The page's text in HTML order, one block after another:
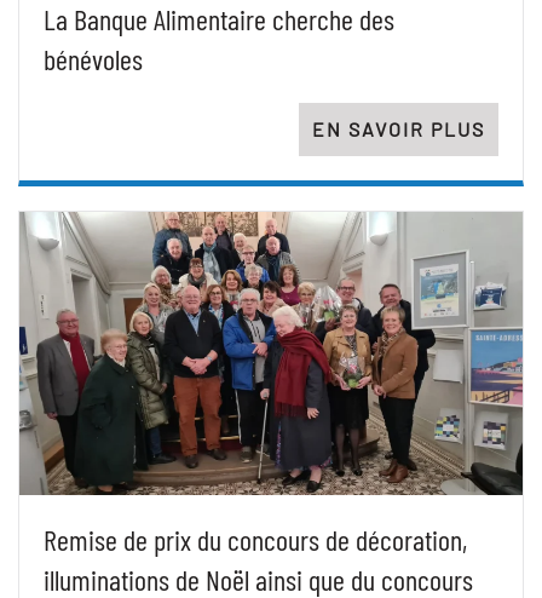
La Banque Alimentaire cherche des
bénévoles
EN SAVOIR PLUS
Remise de prix du concours de décoration,
illuminations de Noël ainsi que du concours